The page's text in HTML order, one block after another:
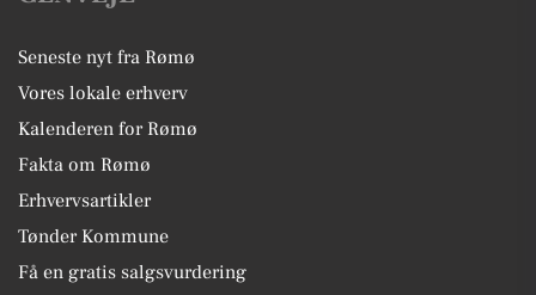
Seneste nyt fra Rømø
Vores lokale erhverv
Kalenderen for Rømø
Fakta om Rømø
Erhvervsartikler
Tønder Kommune
Få en gratis salgsvurdering